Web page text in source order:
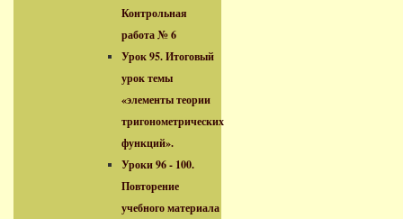
Контрольная
работа № 6
Урок 95. Итоговый
урок темы
«элементы теории
тригонометрических
функций».
Уроки 96 - 100.
Повторение
учебного материала